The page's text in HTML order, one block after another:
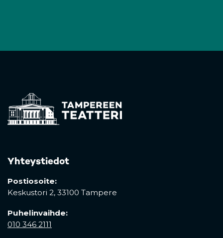
Yhteystiedot
Postiosoite:
Keskustori 2, 33100 Tampere
Puhelinvaihde:
010 346 2111